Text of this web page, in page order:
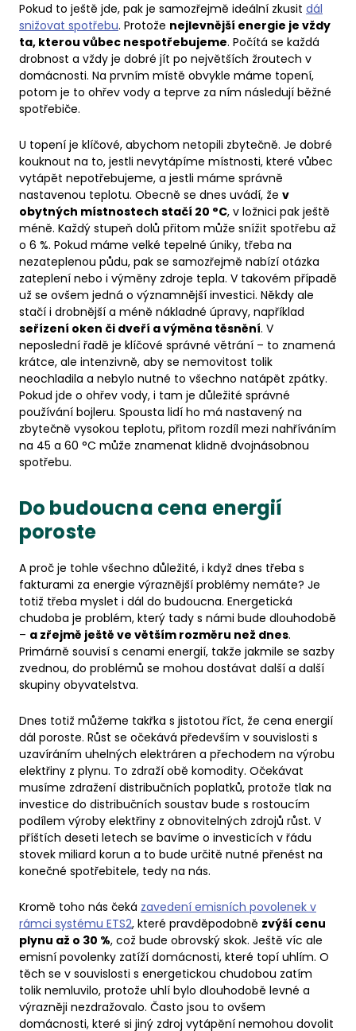
Pokud to ještě jde, pak je samozřejmě ideální zkusit dál
snižovat spotřebu. Protože nejlevnější energie je vždy
ta, kterou vůbec nespotřebujeme. Počítá se každá
drobnost a vždy je dobré jít po největších žroutech v
domácnosti. Na prvním místě obvykle máme topení,
potom je to ohřev vody a teprve za ním následují běžné
spotřebiče.
U topení je klíčové, abychom netopili zbytečně. Je dobré
kouknout na to, jestli nevytápíme místnosti, které vůbec
vytápět nepotřebujeme, a jestli máme správně
nastavenou teplotu. Obecně se dnes uvádí, že v
obytných místnostech stačí 20 °C, v ložnici pak ještě
méně. Každý stupeň dolů přitom může snížit spotřebu až
o 6 %. Pokud máme velké tepelné úniky, třeba na
nezateplenou půdu, pak se samozřejmě nabízí otázka
zateplení nebo i výměny zdroje tepla. V takovém případě
už se ovšem jedná o významnější investici. Někdy ale
stačí i drobnější a méně nákladné úpravy, například
seřízení oken či dveří a výměna těsnění. V
neposlední řadě je klíčové správné větrání – to znamená
krátce, ale intenzivně, aby se nemovitost tolik
neochladila a nebylo nutné to všechno natápět zpátky.
Pokud jde o ohřev vody, i tam je důležité správné
používání bojleru. Spousta lidí ho má nastavený na
zbytečně vysokou teplotu, přitom rozdíl mezi nahříváním
na 45 a 60 °C může znamenat klidně dvojnásobnou
spotřebu.
Do budoucna cena energií
poroste
A proč je tohle všechno důležité, i když dnes třeba s
fakturami za energie výraznější problémy nemáte? Je
totiž třeba myslet i dál do budoucna. Energetická
chudoba je problém, který tady s námi bude dlouhodobě
– a zřejmě ještě ve větším rozměru než dnes.
Primárně souvisí s cenami energií, takže jakmile se sazby
zvednou, do problémů se mohou dostávat další a další
skupiny obyvatelstva.
Dnes totiž můžeme takřka s jistotou říct, že cena energií
dál poroste. Růst se očekává především v souvislosti s
uzavíráním uhelných elektráren a přechodem na výrobu
elektřiny z plynu. To zdraží obě komodity. Očekávat
musíme zdražení distribučních poplatků, protože tlak na
investice do distribučních soustav bude s rostoucím
podílem výroby elektřiny z obnovitelných zdrojů růst. V
příštích deseti letech se bavíme o investicích v řádu
stovek miliard korun a to bude určitě nutné přenést na
konečné spotřebitele, tedy na nás.
Kromě toho nás čeká zavedení emisních povolenek v
rámci systému ETS2, které pravděpodobně zvýší cenu
plynu až o 30 %, což bude obrovský skok. Ještě víc ale
emisní povolenky zatíží domácnosti, které topí uhlím. O
těch se v souvislosti s energetickou chudobou zatím
tolik nemluvilo, protože uhlí bylo dlouhodobě levné a
výrazněji nezdražovalo. Často jsou to ovšem
domácnosti, které si jiný zdroj vytápění nemohou dovolit